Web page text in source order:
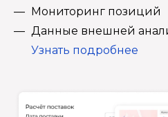
Мониторинг позиций
Данные внешней
Узнать подробнее